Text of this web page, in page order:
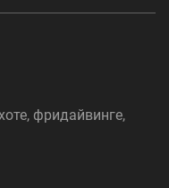
фридайвинге,